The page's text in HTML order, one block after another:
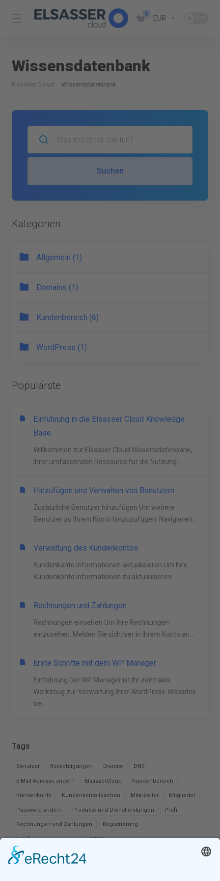
0
EUR
Wissensdatenbank
Elsasser Cloud Wissensdatenbank
Tags
Benutzer Berechtigungen Dienste DNS
E-Mail Adresse ändern ElsasserCloud Kundenbereich
Kundenkonto Kundenkonto löschen Mitarbeiter Mitglieder
Password ändern Produkte und Dienstleistungen Profil
Rechnungen und Zahlungen Registrierung
Telefonnummer ändern WPManager
Support
Suchen
Kategorien
Allgemein (1)
Domains (1)
Kundenbereich (6)
WordPress (1)
Populärste
Einführung in die Elsasser Cloud Knowledge
Base
Willkommen zur Elsasser Cloud Wissensdatenbank,
Ihrer umfassenden Ressource für die Nutzung...
Hinzufügen und Verwalten von Benutzern
Zusätzliche Benutzer hinzufügen Um weitere
Benutzer zu Ihrem Konto hinzuzufügen: Navigieren...
Verwaltung des Kundenkontos
Kundenkonto Informationen aktualisieren Um Ihre
Kundenkonto Informationen zu aktualisieren:...
Rechnungen und Zahlungen
Rechnungen einsehen Um Ihre Rechnungen
einzusehen: Melden Sie sich hier in Ihrem Konto an....
Erste Schritte mit dem WP Manager
Einführung Der WP Manager ist Ihr zentrales
Werkzeug zur Verwaltung Ihrer WordPress-Websites
bei...